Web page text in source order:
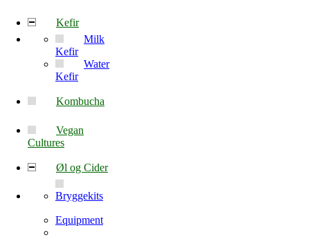
Kefir
Milk
Kefir
Water
Kefir
Kombucha
Vegan
Cultures
Øl og Cider
Bryggekits
Equipment